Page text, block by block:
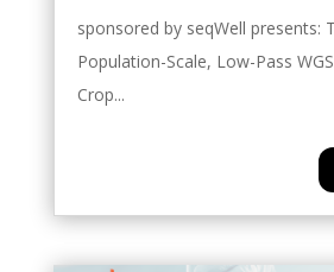
sponsored by seqWell presents:
Population-Scale, Low-Pass
Crop...